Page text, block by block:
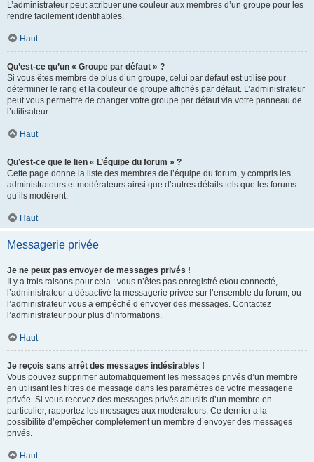
L’administrateur peut attribuer une couleur aux membres d’un groupe pour les
rendre facilement identifiables.
Haut
Qu’est-ce qu’un « Groupe par défaut » ?
Si vous êtes membre de plus d’un groupe, celui par défaut est utilisé pour
déterminer le rang et la couleur de groupe affichés par défaut. L’administrateur
peut vous permettre de changer votre groupe par défaut via votre panneau de
l’utilisateur.
Haut
Qu’est-ce que le lien « L’équipe du forum » ?
Cette page donne la liste des membres de l’équipe du forum, y compris les
administrateurs et modérateurs ainsi que d’autres détails tels que les forums
qu’ils modèrent.
Haut
Messagerie privée
Je ne peux pas envoyer de messages privés !
Il y a trois raisons pour cela : vous n’êtes pas enregistré et/ou connecté,
l’administrateur a désactivé la messagerie privée sur l’ensemble du forum, ou
l’administrateur vous a empêché d’envoyer des messages. Contactez
l’administrateur pour plus d’informations.
Haut
Je reçois sans arrêt des messages indésirables !
Vous pouvez supprimer automatiquement les messages privés d’un membre
en utilisant les filtres de message dans les paramètres de votre messagerie
privée. Si vous recevez des messages privés abusifs d’un membre en
particulier, rapportez les messages aux modérateurs. Ce dernier a la
possibilité d’empêcher complètement un membre d’envoyer des messages
privés.
Haut